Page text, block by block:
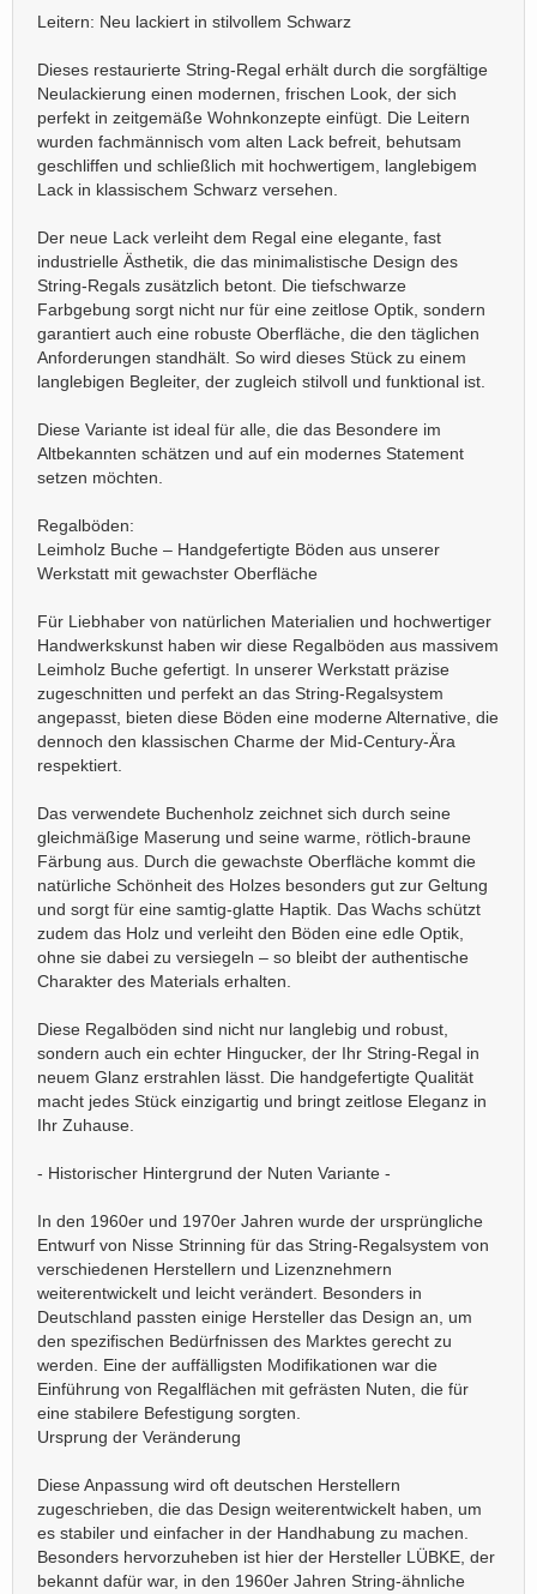
Leitern: Neu lackiert in stilvollem Schwarz
Dieses restaurierte String-Regal erhält durch die sorgfältige
Neulackierung einen modernen, frischen Look, der sich
perfekt in zeitgemäße Wohnkonzepte einfügt. Die Leitern
wurden fachmännisch vom alten Lack befreit, behutsam
geschliffen und schließlich mit hochwertigem, langlebigem
Lack in klassischem Schwarz versehen.
Der neue Lack verleiht dem Regal eine elegante, fast
industrielle Ästhetik, die das minimalistische Design des
String-Regals zusätzlich betont. Die tiefschwarze
Farbgebung sorgt nicht nur für eine zeitlose Optik, sondern
garantiert auch eine robuste Oberfläche, die den täglichen
Anforderungen standhält. So wird dieses Stück zu einem
langlebigen Begleiter, der zugleich stilvoll und funktional ist.
Diese Variante ist ideal für alle, die das Besondere im
Altbekannten schätzen und auf ein modernes Statement
setzen möchten.
Regalböden:
Leimholz Buche – Handgefertigte Böden aus unserer
Werkstatt mit gewachster Oberfläche
Für Liebhaber von natürlichen Materialien und hochwertiger
Handwerkskunst haben wir diese Regalböden aus massivem
Leimholz Buche gefertigt. In unserer Werkstatt präzise
zugeschnitten und perfekt an das String-Regalsystem
angepasst, bieten diese Böden eine moderne Alternative, die
dennoch den klassischen Charme der Mid-Century-Ära
respektiert.
Das verwendete Buchenholz zeichnet sich durch seine
gleichmäßige Maserung und seine warme, rötlich-braune
Färbung aus. Durch die gewachste Oberfläche kommt die
natürliche Schönheit des Holzes besonders gut zur Geltung
und sorgt für eine samtig-glatte Haptik. Das Wachs schützt
zudem das Holz und verleiht den Böden eine edle Optik,
ohne sie dabei zu versiegeln – so bleibt der authentische
Charakter des Materials erhalten.
Diese Regalböden sind nicht nur langlebig und robust,
sondern auch ein echter Hingucker, der Ihr String-Regal in
neuem Glanz erstrahlen lässt. Die handgefertigte Qualität
macht jedes Stück einzigartig und bringt zeitlose Eleganz in
Ihr Zuhause.
- Historischer Hintergrund der Nuten Variante -
In den 1960er und 1970er Jahren wurde der ursprüngliche
Entwurf von Nisse Strinning für das String-Regalsystem von
verschiedenen Herstellern und Lizenznehmern
weiterentwickelt und leicht verändert. Besonders in
Deutschland passten einige Hersteller das Design an, um
den spezifischen Bedürfnissen des Marktes gerecht zu
werden. Eine der auffälligsten Modifikationen war die
Einführung von Regalflächen mit gefrästen Nuten, die für
eine stabilere Befestigung sorgten.
Ursprung der Veränderung
Diese Anpassung wird oft deutschen Herstellern
zugeschrieben, die das Design weiterentwickelt haben, um
es stabiler und einfacher in der Handhabung zu machen.
Besonders hervorzuheben ist hier der Hersteller LÜBKE, der
bekannt dafür war, in den 1960er Jahren String-ähnliche